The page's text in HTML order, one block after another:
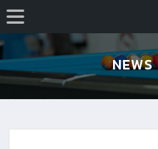
NEWS